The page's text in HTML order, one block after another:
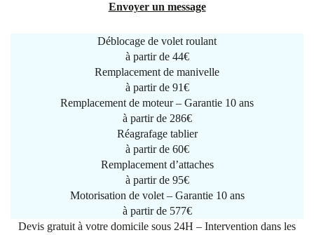
Envoyer un message
Déblocage de volet roulant
à partir de 44€
Remplacement de manivelle
à partir de 91€
Remplacement de moteur – Garantie 10 ans
à partir de 286€
Réagrafage tablier
à partir de 60€
Remplacement d’attaches
à partir de 95€
Motorisation de volet – Garantie 10 ans
à partir de 577€
Devis gratuit à votre domicile sous 24H – Intervention dans les